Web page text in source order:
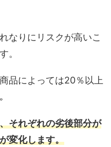
なりにリスクが高いこ
。
品によっては20％以上
それぞれの劣後部分が
変化します。